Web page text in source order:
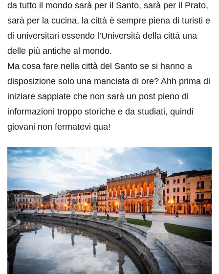
da tutto il mondo sarà per il Santo, sarà per il Prato,
sarà per la cucina, la città è sempre piena di turisti e
di universitari essendo l’Università della città una
delle più antiche al mondo.
Ma cosa fare nella città del Santo se si hanno a
disposizione solo una manciata di ore? Ahh prima di
iniziare sappiate che non sarà un post pieno di
informazioni troppo storiche e da studiati, quindi
giovani non fermatevi qua!